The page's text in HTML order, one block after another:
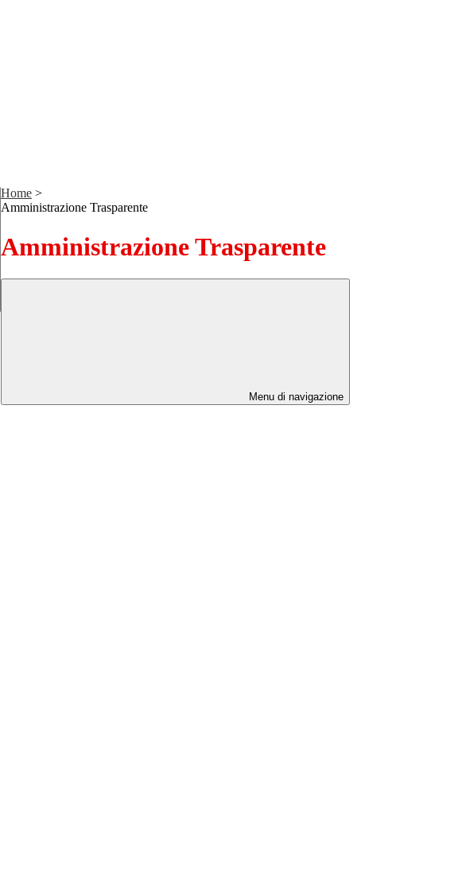
Home >
Amministrazione Trasparente
Amministrazione Trasparente
Menu di navigazione